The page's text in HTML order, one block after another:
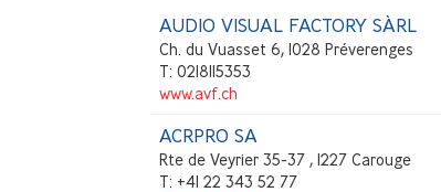
AUDIO VISUAL FACTORY SÀRL
Ch. du Vuasset 6, 1028 Préverenges
T: 0218115353
www.avf.ch
ACRPRO SA
Rte de Veyrier 35-37 , 1227 Carouge
T: +41 22 343 52 77